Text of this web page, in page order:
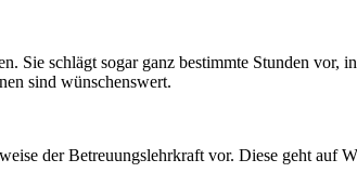
schlägt sogar ganz be­stimmte Stunden vor,
sind wünschens­wert.
der Betreuungslehrkraft vor. Diese geht auf